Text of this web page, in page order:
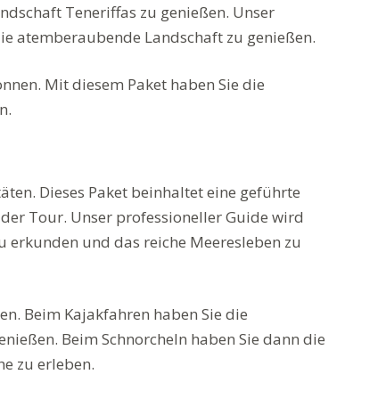
Teneriffas zu genießen. Unser
atemberaubende Landschaft zu genießen.
Mit diesem Paket haben Sie die
Dieses Paket beinhaltet eine geführte
Tour. Unser professioneller Guide wird
erkunden und das reiche Meeresleben zu
Beim Kajakfahren haben Sie die
Beim Schnorcheln haben Sie dann die
zu erleben.